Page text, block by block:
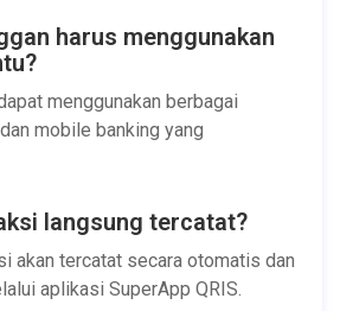
harus menggunakan
menggunakan berbagai
mobile banking yang
langsung tercatat?
akan tercatat secara otomatis dan
aplikasi SuperApp QRIS.